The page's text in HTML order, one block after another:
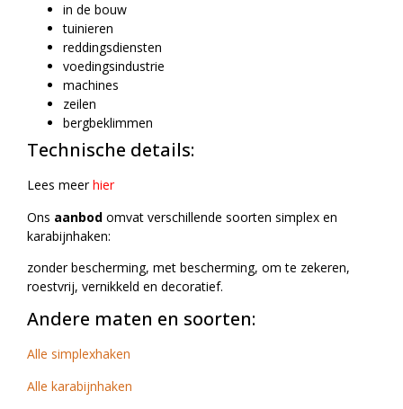
in de bouw
tuinieren
reddingsdiensten
voedingsindustrie
machines
zeilen
bergbeklimmen
Technische details:
Lees meerhier
Ons aanbod omvat verschillende soorten simplex en
karabijnhaken:
zonder bescherming, met bescherming, om te zekeren,
roestvrij, vernikkeld en decoratief.
Andere maten en soorten:
Alle simplexhaken
Alle karabijnhaken